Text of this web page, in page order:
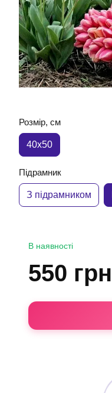
Розмір, см
40x50
Підрамник
З підрамником
В наявності
550 грн